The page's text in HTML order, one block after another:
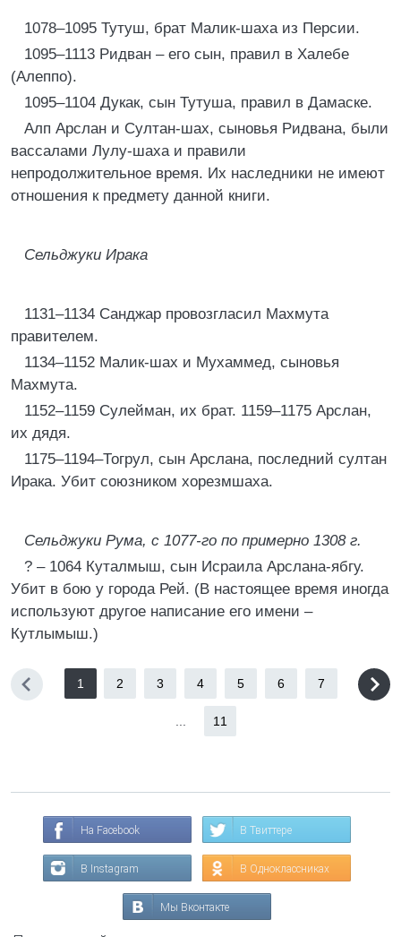
1078–1095 Тутуш, брат Малик-шаха из Персии.
1095–1113 Ридван – его сын, правил в Халебе
(Алеппо).
1095–1104 Дукак, сын Тутуша, правил в Дамаске.
Алп Арслан и Султан-шах, сыновья Ридвана, были
вассалами Лулу-шаха и правили
непродолжительное время. Их наследники не имеют
отношения к предмету данной книги.
Сельджуки Ирака
1131–1134 Санджар провозгласил Махмута
правителем.
1134–1152 Малик-шах и Мухаммед, сыновья
Махмута.
1152–1159 Сулейман, их брат. 1159–1175 Арслан,
их дядя.
1175–1194–Тогрул, сын Арслана, последний султан
Ирака. Убит союзником хорезмшаха.
Сельджуки Рума, с 1077-го по примерно 1308 г.
? – 1064 Куталмыш, сын Исраила Арслана-ябгу.
Убит в бою у города Рей. (В настоящее время иногда
используют другое написание его имени –
Кутлымыш.)
1 2 3 4 5 6 7
11
На Facebook В Твиттере
В Instagram В Одноклассниках
Мы Вконтакте